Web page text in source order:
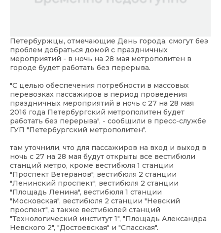
Петербуржцы, отмечающие День города, смогут без
проблем добраться домой с праздничных
мероприятий - в ночь на 28 мая метрополитен в
городе будет работать без перерыва.
"С целью обеспечения потребности в массовых
перевозках пассажиров в период проведения
праздничных мероприятий в ночь с 27 на 28 мая
2016 года Петербургский метрополитен будет
работать без перерыва", - сообщили в пресс-службе
ГУП "Петербургский метрополитен".
там уточнили, что для пассажиров на вход и выход в
ночь с 27 на 28 мая будут открыты все вестибюли
станций метро, кроме вестибюля 1 станции
"Проспект Ветеранов", вестибюля 2 станции
"Ленинский проспект", вестибюля 2 станции
"Площадь Ленина", вестибюля 1 станции
"Московская", вестибюля 2 станции "Невский
проспект", а также вестибюлей станций
"Технологический институт 1", "Площадь Александра
Невского 2", "Достоевская" и "Спасская".